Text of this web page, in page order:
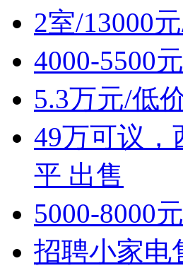
2室/13000
4000-5500
5.3万元/低
49万可议，
平 出售
5000-8000
招聘小家电